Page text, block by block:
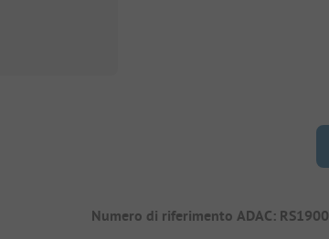
Numero di riferimento ADAC: RS1900